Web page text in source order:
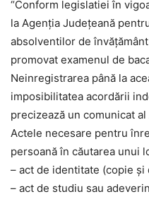
“Conform legislatiei în
la Agenţia Judeţeană
absolventilor de
promovat examenul de
Neinregistrarea până la
imposibilitatea acordării
precizează un comunicat al
Actele necesare pentru
persoană în căutarea unui
– act de identitate (copie şi
– act de studiu sau